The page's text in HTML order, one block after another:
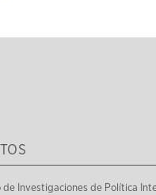
de Investigaciones de Política